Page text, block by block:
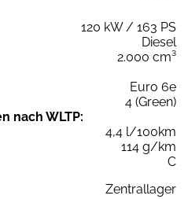
120 kW / 163 PS
Diesel
2.000 cm³
Euro 6e
4 (Green)
nach WLTP:
4,4 l/100km
114 g/km
C
Zentrallager